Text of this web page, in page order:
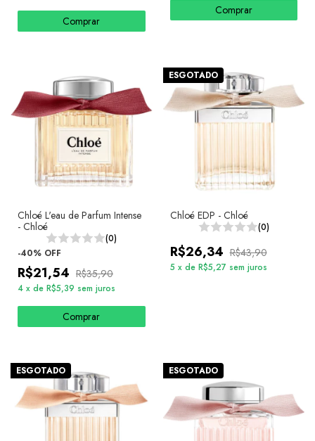
Comprar
Comprar
Chloé L'eau de Parfum Intense
- Chloé
(0)
-40% OFF
R$21,54 R$35,90
4 x de R$5,39 sem juros
Comprar
ESGOTADO
Chloé EDP - Chloé
(0)
R$26,34 R$43,90
5 x de R$5,27 sem juros
ESGOTADO ESGOTADO